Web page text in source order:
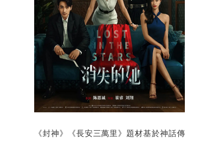
《封神》《長安三萬里》題材基於神話傳